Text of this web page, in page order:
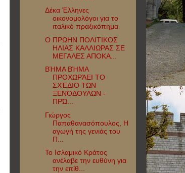
Δέκα Έλληνες
οικονομολόγοι για το
ιταλικό πραξικόπημα
Ο ΠΡΩΗΝ ΠΟΛΙΤΙΚΟΣ
ΗΛΙΑΣ ΚΑΛΛΙΩΡΑΣ ΣΕ
ΜΕΓΑΛΕΣ ΑΠΟΚΑ...
ΒΉΜΑ ΒΉΜΑ
ΠΡΟΧΩΡΆΕΙ ΤΟ
ΣΧΈΔΙΟ ΤΩΝ
ΞΕΝΌΔΟΥΛΩΝ -
ΠΡΏ...
Γιώργος
Παπαθανασόπουλος, Η
αγωγή της γενιάς του
Π...
Το Ισλαμικό Κράτος
ανέλαβε την ευθύνη για
την επίθ...